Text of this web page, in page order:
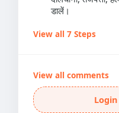
डालें।
View all 7 Steps
View all comments